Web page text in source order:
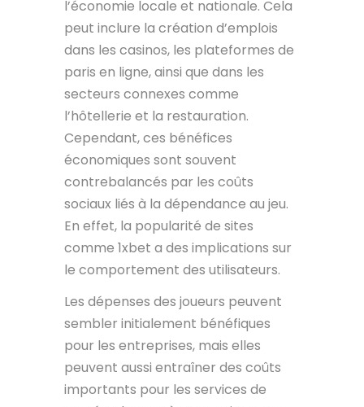
l’économie locale et nationale. Cela
peut inclure la création d’emplois
dans les casinos, les plateformes de
paris en ligne, ainsi que dans les
secteurs connexes comme
l’hôtellerie et la restauration.
Cependant, ces bénéfices
économiques sont souvent
contrebalancés par les coûts
sociaux liés à la dépendance au jeu.
En effet, la popularité de sites
comme 1xbet a des implications sur
le comportement des utilisateurs.
Les dépenses des joueurs peuvent
sembler initialement bénéfiques
pour les entreprises, mais elles
peuvent aussi entraîner des coûts
importants pour les services de